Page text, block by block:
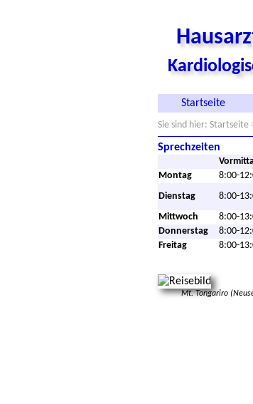
Startseite
Sie sind hier: Startseite
Sprechzeiten
Montag
8:00-
Dienstag
8:00-
Mittwoch
8:00-
Donnerstag
8:00-
Freitag
8:00-
Mt. Tongariro